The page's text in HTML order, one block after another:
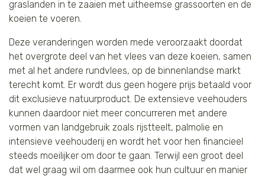
graslanden in te zaaien met uitheemse grassoorten en de
koeien te voeren.
Deze veranderingen worden mede veroorzaakt doordat
het overgrote deel van het vlees van deze koeien, samen
met al het andere rundvlees, op de binnenlandse markt
terecht komt. Er wordt dus geen hogere prijs betaald voor
dit exclusieve natuurproduct. De extensieve veehouders
kunnen daardoor niet meer concurreren met andere
vormen van landgebruik zoals rijstteelt, palmolie en
intensieve veehouderij en wordt het voor hen financieel
steeds moeilijker om door te gaan. Terwijl een groot deel
dat wel graag wil om daarmee ook hun cultuur en manier